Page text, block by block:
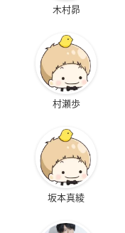
木村昴
村瀬歩
坂本真綾